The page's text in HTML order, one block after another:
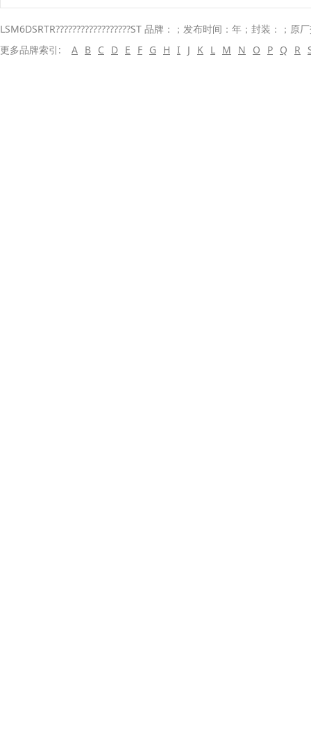
LSM6DSRTR??????????????????ST 品牌：；发布时间：年；封装：；
更多品牌索引:
A B C D E F G H I J K L M N O P Q R